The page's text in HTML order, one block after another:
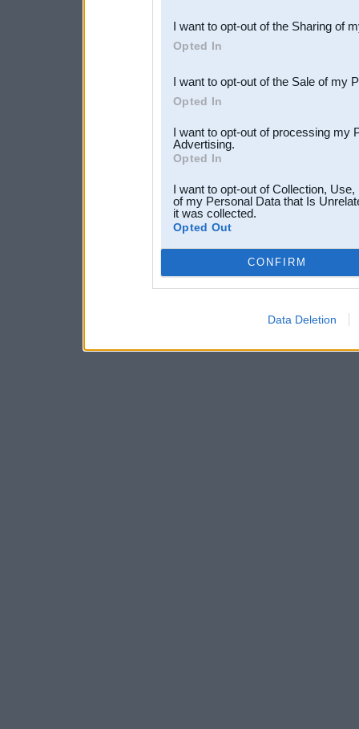
Downstream Participants
third parties.
I want to opt-out of the Sharing of
Opted In
I want to opt-out of the Sale of my
Opted In
I want to opt-out of processing my
Advertising.
Opted In
I want to opt-out of Collection,
of my Personal Data that Is
it was collected.
Opted Out
CONFIRM
Data Deletion